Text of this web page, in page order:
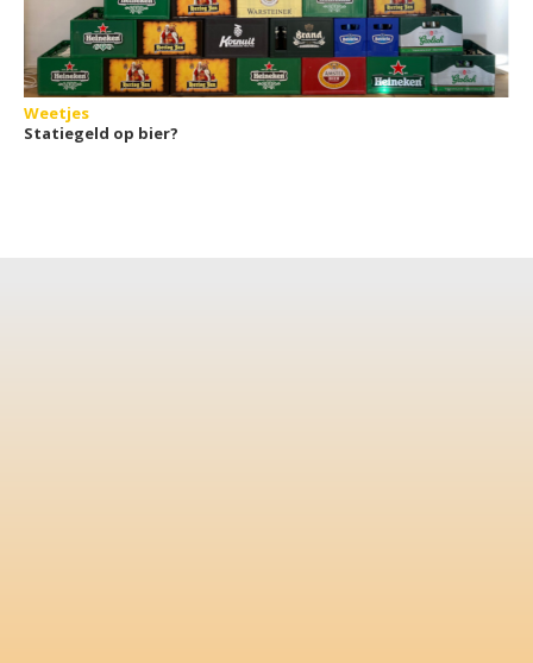
Weetjes
Statiegeld op bier?